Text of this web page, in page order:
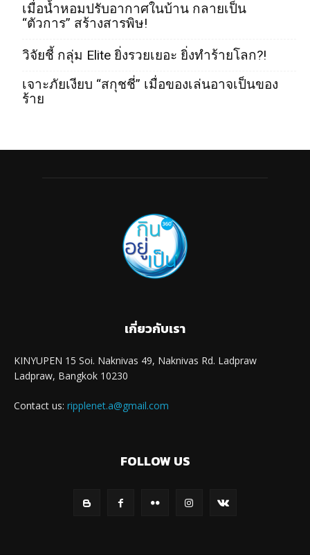
เมื่อน้ำหอมปรับอากาศในบ้าน กลายเป็น
“ตัวการ” สร้างสารพิษ!
วิจัยชี้ กลุ่ม Elite ยิ่งรวยเยอะ ยิ่งทำร้ายโลก?!
เจาะภัยเงียบ “สกุชชี่” เมื่อของเล่นอาจเป็นของ
ร้าย
เกี่ยวกับเรา
KINYUPEN 15 Soi. Naknivas 49, Naknivas Rd. Ladpraw
Ladpraw, Bangkok 10230
Contact us: ripplenet.a@gmail.com
FOLLOW US